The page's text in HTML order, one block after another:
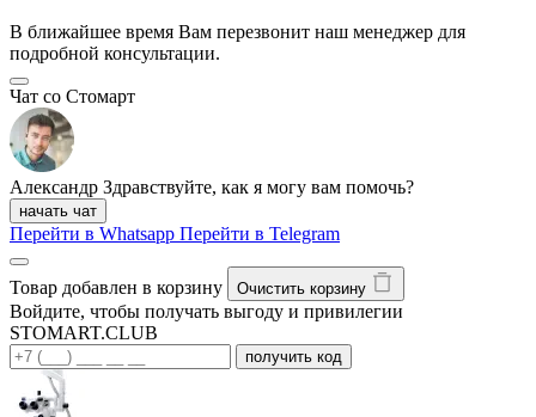
В ближайшее время Вам перезвонит наш менеджер для
подробной консультации.
Чат со Стомарт
Александр Здравствуйте, как я могу вам помочь?
начать чат
Перейти в Whatsapp Перейти в Telegram
Товар добавлен в корзину Очистить корзину
Войдите, чтобы получать выгоду и привилегии
STOMART.CLUB
получить код